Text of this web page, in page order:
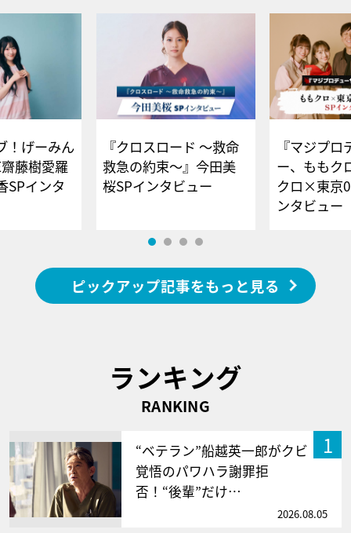
！げーみん
藤樹愛羅
SPインタ
『クロスロード ～救命
救急の約束～』今田美
桜SPインタビュー
『マジプロ
ー、ももク
クロ×東京
ンタビュー
ピックアップ記事をもっと見る
ランキング
RANKING
1
“ベテラン”船越英一郎がクビ
覚悟のパワハラ謝罪拒
否！“後輩”だけ…
2026.08.05